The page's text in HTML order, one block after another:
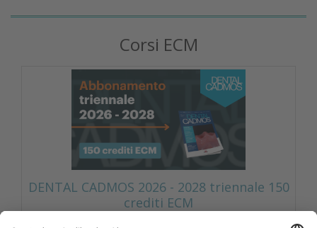
Corsi ECM
DENTAL CADMOS 2026 - 2028 triennale 150
crediti ECM